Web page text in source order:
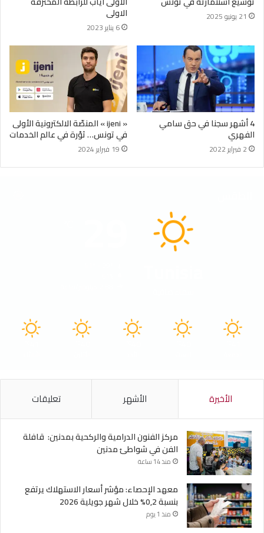
21 يونيو 2025 الاولى
6 يناير 2023
4 أشهر سجنا في حق سامي
الفهري
2 فبراير 2022
« ijeni » المنصّة الالكترونية الأولى
في تونس… ثوْرة في عالم الخدمات
19 فبراير 2024
الأخيرة الأشهر تعليقات
مركز الفنون الدرامية والركحية بمدنين: قافلة
الفن في شواطئ مدنين
منذ 14 ساعة
معهد الإحصاء: مؤشر أسعار الاستهلاك يرتفع
بنسبة 0,2% خلال شهر جويلية 2026
منذ 1 يوم